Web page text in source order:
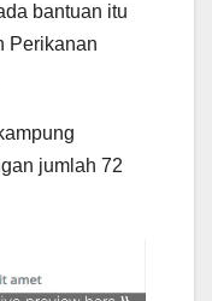
bantuan itu
Perikanan
jumlah 72